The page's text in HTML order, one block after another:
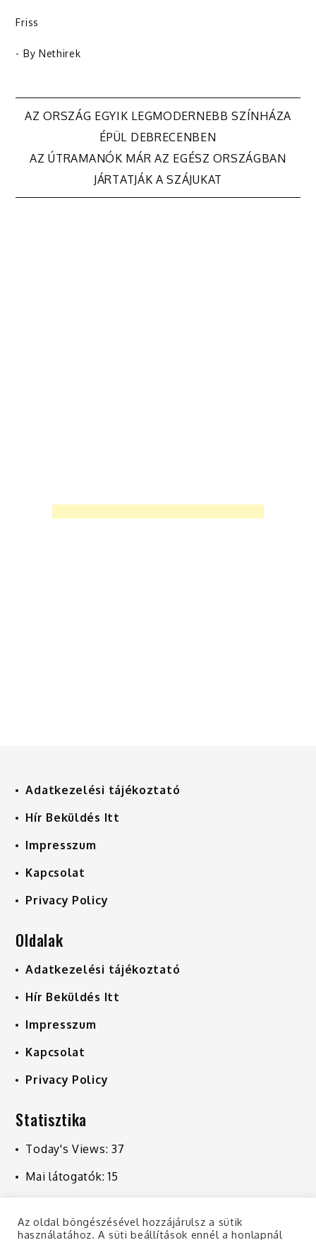
Friss
- By Nethirek
Bejegyzés
navigáció
AZ ORSZÁG EGYIK LEGMODERNEBB SZÍNHÁZA
ÉPÜL DEBRECENBEN
AZ ÚTRAMANÓK MÁR AZ EGÉSZ ORSZÁGBAN
JÁRTATJÁK A SZÁJUKAT
Adatkezelési tájékoztató
Hír Beküldés Itt
Impresszum
Kapcsolat
Privacy Policy
Oldalak
Adatkezelési tájékoztató
Hír Beküldés Itt
Impresszum
Kapcsolat
Privacy Policy
Statisztika
Today's Views: 37
Mai látogatók:15
Last 30 Days Views:1 048
Az oldal böngészésével hozzájárulsz a sütik
használatához. A süti beállítások ennél a honlapnál